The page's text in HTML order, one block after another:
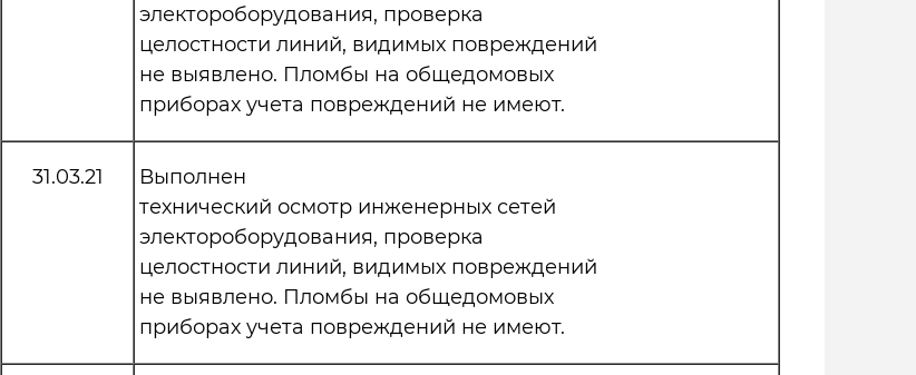
электороборудования, проверка
целостности линий, видимых повреждений
не выявлено. Пломбы на общедомовых
приборах учета повреждений не имеют.
31.03.21
Выполнен
технический осмотр инженерных сетей
электороборудования, проверка
целостности линий, видимых повреждений
не выявлено. Пломбы на общедомовых
приборах учета повреждений не имеют.